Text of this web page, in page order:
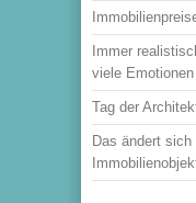
Immer
viele Emotionen
Tag der
Das ändert